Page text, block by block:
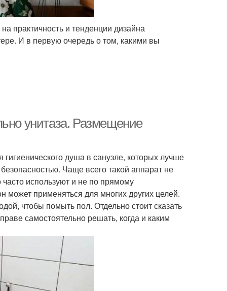
практичность и тенденции дизайна
И в первую очередь о том, какими вы
унитаза. Размещение
душа в санузле, которых лучше
Чаще всего такой аппарат не
используют и не по прямому
может применяться для многих других целей.
чтобы помыть пол. Отдельно стоит сказать
самостоятельно решать, когда и каким